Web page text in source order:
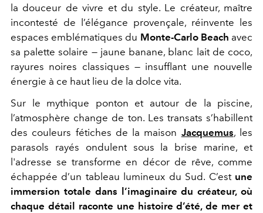
la douceur de vivre et du style. Le créateur, maître
incontesté de l’élégance provençale, réinvente les
espaces emblématiques du Monte-Carlo Beach avec
sa palette solaire — jaune banane, blanc lait de coco,
rayures noires classiques — insufflant une nouvelle
énergie à ce haut lieu de la dolce vita.
Sur le mythique ponton et autour de la piscine,
l’atmosphère change de ton. Les transats s’habillent
des couleurs fétiches de la maison Jacquemus, les
parasols rayés ondulent sous la brise marine, et
l'adresse se transforme en décor de rêve, comme
échappée d’un tableau lumineux du Sud. C’estune
immersion totale dans l’imaginaire du créateur, où
chaque détail raconte une histoire d’été, de mer et